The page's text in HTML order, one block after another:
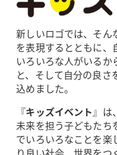
新しいロゴでは、そん
を表現するとともに、
いろいろな人がいるか
と、そして自分の良さ
込めました。
『キッズイベント 』は
未来を担う子どもたち
でいろいろなことを楽